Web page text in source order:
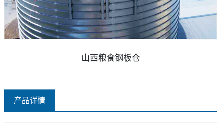
山西粮食钢板仓
产品详情